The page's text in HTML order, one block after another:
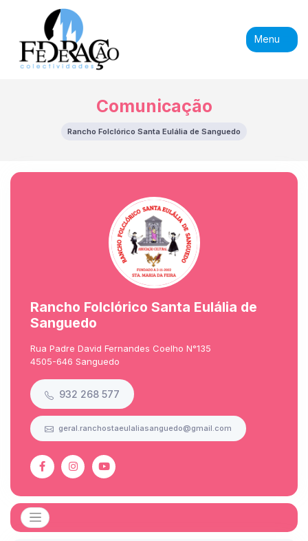
Menu
Comunicação
Rancho Folclórico Santa Eulália de Sanguedo
Rancho Folclórico Santa Eulália de
Sanguedo
Rua Padre David Fernandes Coelho N°135
4505-646 Sanguedo
932 268 577
geral.ranchostaeulaliasanguedo@gmail.com